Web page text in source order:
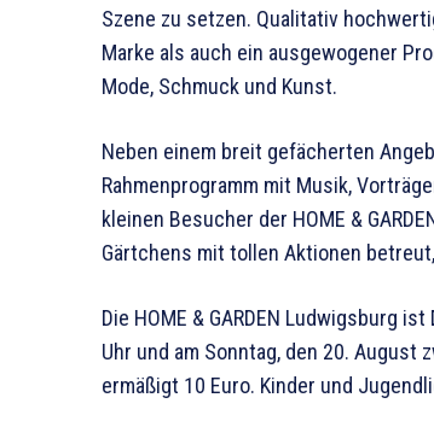
Szene zu setzen. Qualitativ
Marke als auch ein ausgewogener
Mode, Schmuck und Kunst.
Neben einem breit gefächerten
Rahmenprogramm mit Musik,
kleinen Besucher der HOME &
Gärtchens mit tollen Aktionen
Die HOME & GARDEN Ludwigsburg
Uhr und am Sonntag, den 20.
ermäßigt 10 Euro. Kinder und